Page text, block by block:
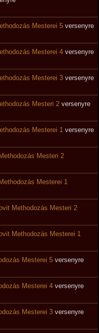
Mesterei 5 versenyre
Mesterei 4 versenyre
Mesterei 3 versenyre
Mesteri 2 versenyre
Mesterei 1 versenyre
Mesteri 2
Mesterei 1
Methodozás Mesteri 2
Methodozás Mesterei 1
Mesterei 5 versenyre
Mesterei 4 versenyre
Mesterei 3 versenyre